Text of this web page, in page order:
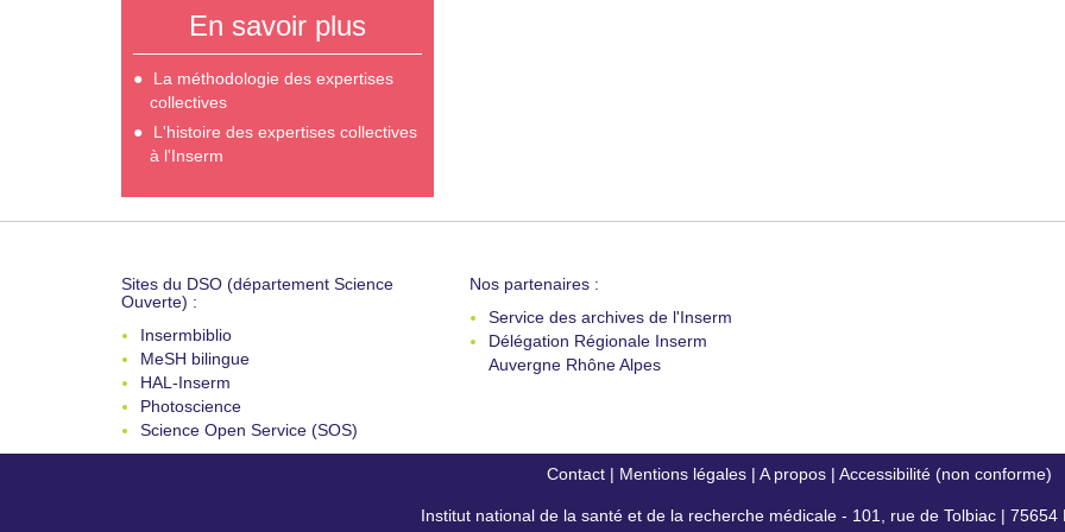
En savoir plus
La méthodologie des expertises
collectives
L'histoire des expertises collectives
à l'Inserm
Sites du DSO (département Science
Ouverte) :
Insermbiblio
MeSH bilingue
HAL-Inserm
Photoscience
Science Open Service (SOS)
Nos partenaires :
Service des archives de l'Inserm
Délégation Régionale Inserm
Auvergne Rhône Alpes
Contact| Mentions légales| A propos| Accessibilité (non conforme)
Institut national de la santé et de la recherche médicale - 101, rue de Tolbiac | 75654